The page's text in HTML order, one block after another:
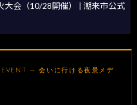
大会（10/28開催） | 潮来市公式
— 会いに行ける夜景メデ